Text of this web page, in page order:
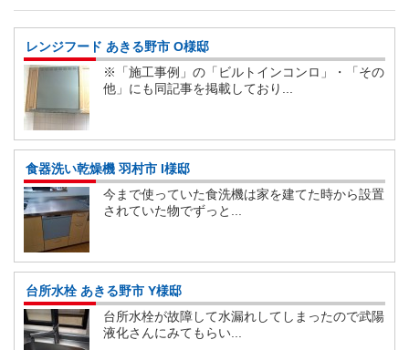
レンジフード あきる野市 O様邸
※「施工事例」の「ビルトインコンロ」・「その
他」にも同記事を掲載しており...
食器洗い乾燥機 羽村市 I様邸
今まで使っていた食洗機は家を建てた時から設置
されていた物でずっと...
台所水栓 あきる野市 Y様邸
台所水栓が故障して水漏れしてしまったので武陽
液化さんにみてもらい...